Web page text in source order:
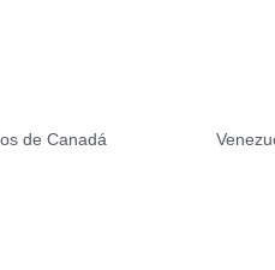
de Canadá